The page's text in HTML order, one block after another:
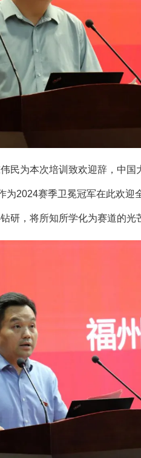
民为本次培训致欢迎辞，中
为2024赛季卫冕冠军在此欢
研，将所知所学化为赛道的光